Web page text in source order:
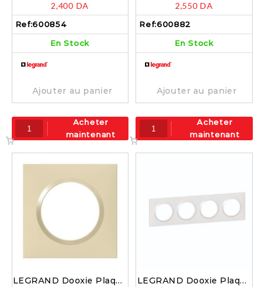
aluminium – 600854
2,400 DA
Ref:600854
En Stock
Ajouter au panier
Acheter
maintenant
effet bois ébène –
600882
2,550 DA
Ref:600882
En Stock
Ajouter au panier
Acheter
maintenant
LEGRAND Dooxie Plaque
LEGRAND Dooxie Plaque